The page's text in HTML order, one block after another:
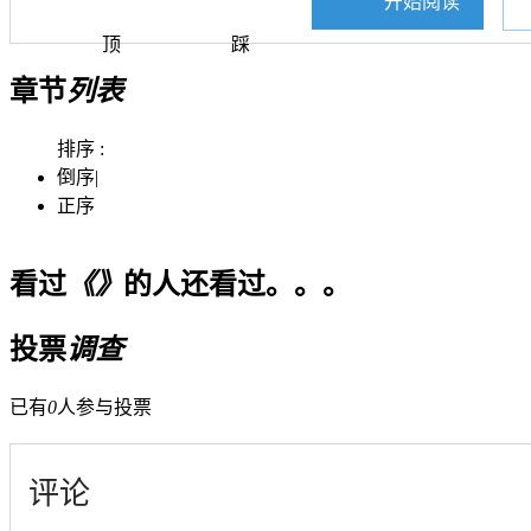
顶 踩
章节列表
排序 :
倒序|
正序
看过《》 的人还看过。。。
投票调查
已有0人参与投票
评论